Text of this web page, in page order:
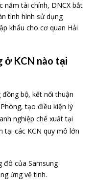
năm tài chính, DNCX bắt
tình hình sử dụng
khẩu cho cơ quan Hải
ở KCN nào tại
bộ, kết nối thuận
tạo điều kiện lý
nghiệp chế xuất tại
tại các KCN quy mô lớn
đô của Samsung
ứng vệ tinh.